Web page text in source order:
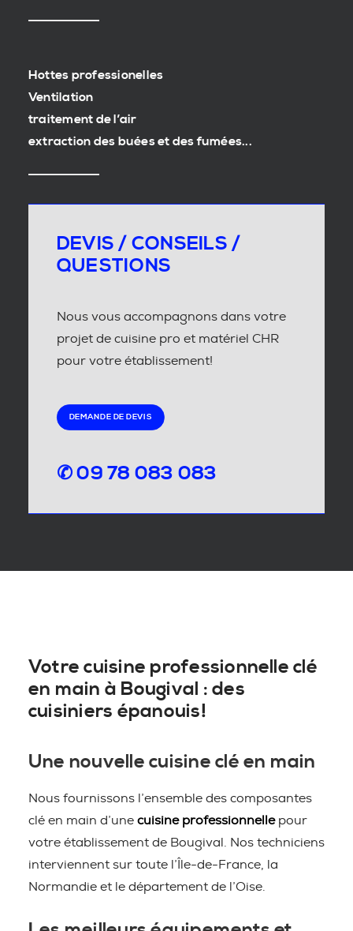
Hottes professionelles
Ventilation
traitement de l’air
extraction des buées et des fumées...
DEVIS / CONSEILS /
QUESTIONS
Nous vous accompagnons dans votre
projet de cuisine pro et matériel CHR
pour votre établissement!
DEMANDE DE DEVIS
✆ 09 78 083 083
Votre cuisine professionnelle clé
en main à Bougival : des
cuisiniers épanouis!
Une nouvelle cuisine clé en main
Nous fournissons l’ensemble des composantes
clé en main d’une cuisine professionnellepour
votre établissement de Bougival. Nos techniciens
interviennent sur toute l’Île-de-France, la
Normandie et le département de l’Oise.